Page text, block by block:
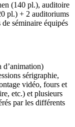
(140 pl.), auditoire
pl.) + 2 auditoriums
séminaire équipés
d’animation)
sérigraphie,
vidéo, fours et
etc.) et plusieurs
par les différents